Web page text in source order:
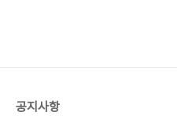
공지사항